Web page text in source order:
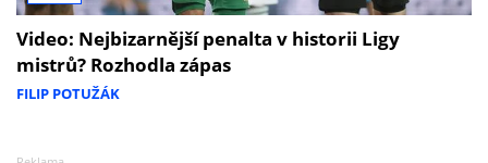
Video: Nejbizarnější penalta v historii Ligy
mistrů? Rozhodla zápas
FILIP POTUŽÁK